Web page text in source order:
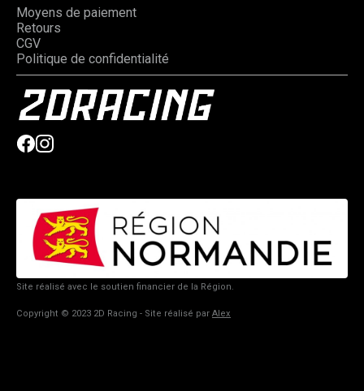
Moyens de paiement
Retours
CGV
Politique de confidentialité
Site réalisé avec le soutien financier de la Région.
Copyright © 2023 2D Racing - Site réalisé par Alex